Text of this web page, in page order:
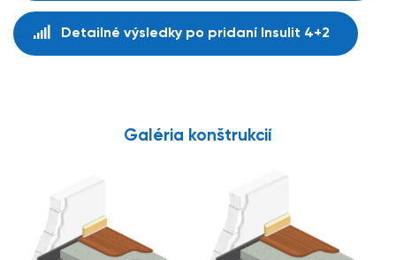
Detailné výsledky po pridaní Insulit 4+2
Galéria konštrukcií